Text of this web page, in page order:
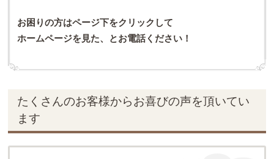
お困りの方はページ下をクリックして
ホームページを見た、とお電話ください！
たくさんのお客様からお喜びの声を頂いてい
ます